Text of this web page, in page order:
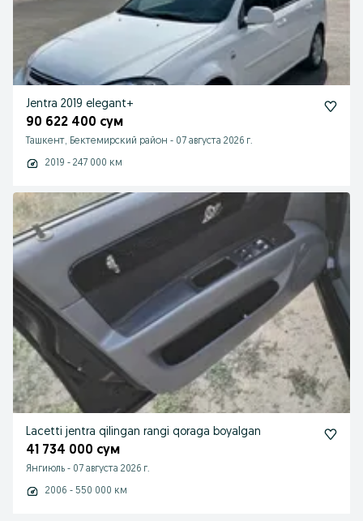
Jentra 2019 elegant+
90 622 400 сум
Ташкент, Бектемирский район - 07 августа 2026 г.
2019 - 247 000 км
Lacetti jentra qilingan rangi qoraga boyalgan
41 734 000 сум
Янгиюль - 07 августа 2026 г.
2006 - 550 000 км